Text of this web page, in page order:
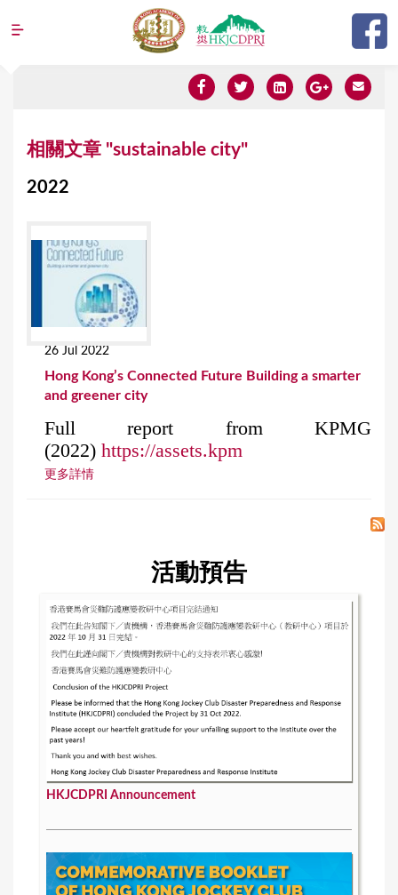
Jump to navigation
相關文章 "sustainable city"
2022
26 Jul 2022
Hong Kong’s Connected Future Building a smarter
and greener city
Full report from KPMG
(2022) https://assets.kpm
更多詳情
活動預告
HKJCDPRI Announcement